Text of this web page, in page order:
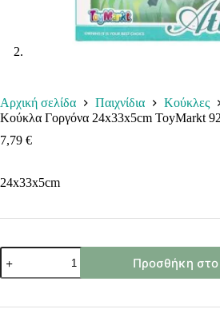
Αρχική σελίδα Παιχνίδια Κούκλες
Κούκλα Γοργόνα 24x33x5cm ToyMarkt
7,79 €
24x33x5cm
Κούκλα
Γοργόνα
24x33x5cm
922082
Προσθήκη στο